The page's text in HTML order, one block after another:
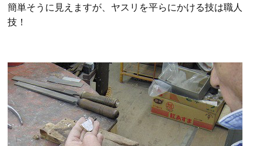
簡単そうに見えますが、ヤスリを平らにかける技は職人
技！